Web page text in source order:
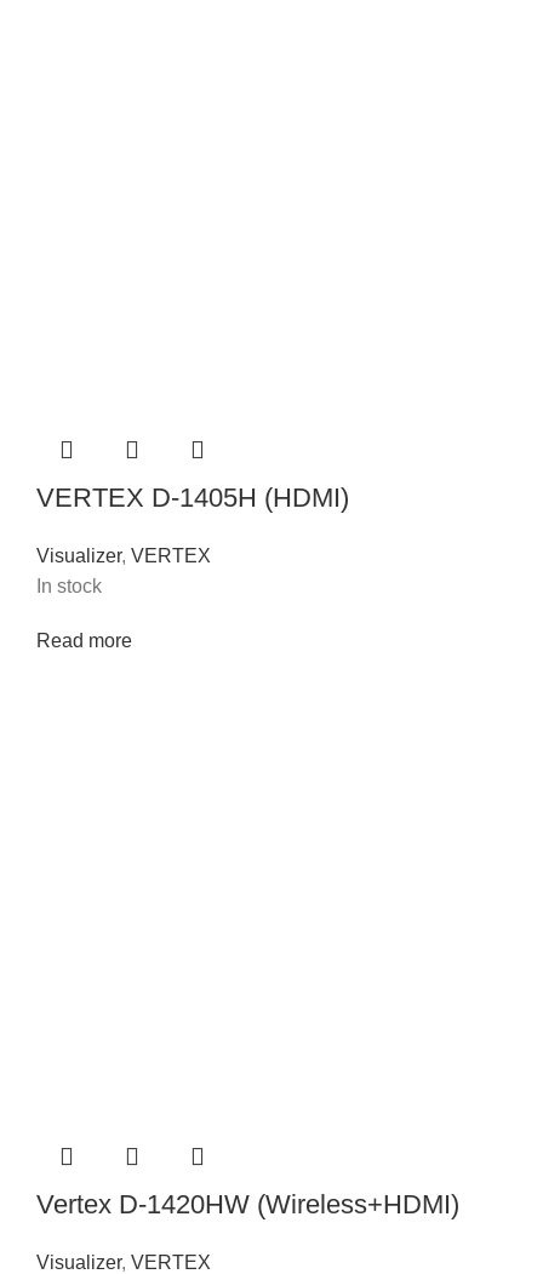
VERTEX D-1405H (HDMI)
Visualizer, VERTEX
In stock
Read more
Vertex D-1420HW (Wireless+HDMI)
Visualizer, VERTEX